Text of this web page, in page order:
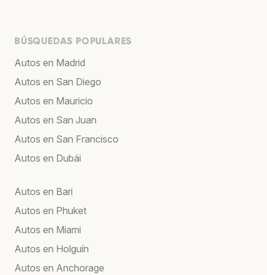
BÚSQUEDAS POPULARES
Autos en Madrid
Autos en San Diego
Autos en Mauricio
Autos en San Juan
Autos en San Francisco
Autos en Dubái
Autos en Bari
Autos en Phuket
Autos en Miami
Autos en Holguín
Autos en Anchorage